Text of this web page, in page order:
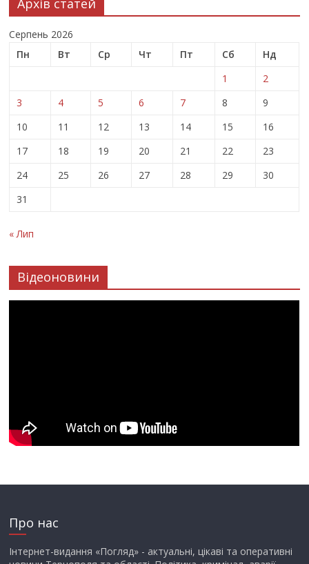
Архів статей
Серпень 2026
Пн
Вт Ср Чт Пт Сб
Нд
1
2
3
4 5 6 7 8
9
10
11 12 13 14 15
16
17
18 19 20 21 22
23
24
25 26 27 28 29
30
31
« Лип
Відеоновини
Про нас
Інтернет-видання «Погляд» - актуальні, цікаві та оперативні